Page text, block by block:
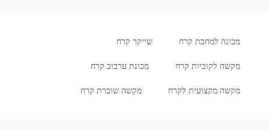
מכונה למחבת קרח שייקר קרח
מקשה לקוביות קרח מכונת ערבוב קרח
מקשה מקצועית לקרח מקשה שוברת קרח